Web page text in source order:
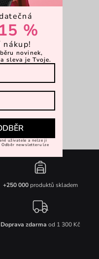
Kč 499 Kč
+250 000produktů skladem
Doprava zdarma od 1 300 Kč
%
novinek,
sleva je Tvoje.
uživatele a nelze ji
newsletteru lze